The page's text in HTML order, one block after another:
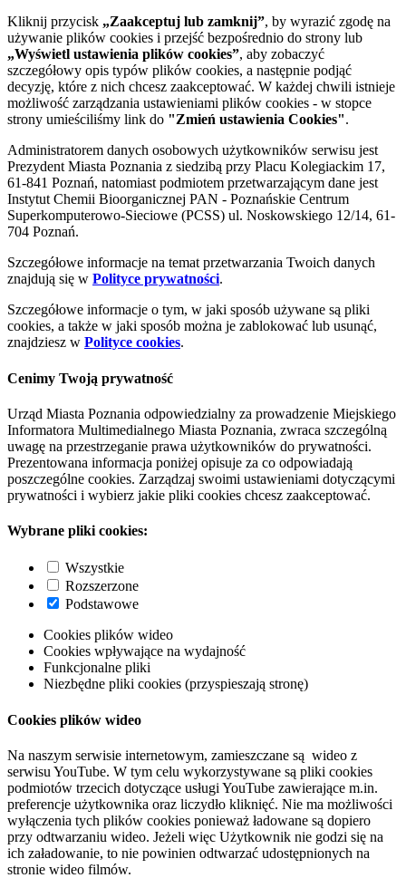
Kliknij przycisk „Zaakceptuj lub zamknij”, by wyrazić zgodę na
używanie plików cookies i przejść bezpośrednio do strony lub
„Wyświetl ustawienia plików cookies”, aby zobaczyć
szczegółowy opis typów plików cookies, a następnie podjąć
decyzję, które z nich chcesz zaakceptować. W każdej chwili istnieje
możliwość zarządzania ustawieniami plików cookies - w stopce
strony umieściliśmy link do "Zmień ustawienia Cookies".
Administratorem danych osobowych użytkowników serwisu jest
Prezydent Miasta Poznania z siedzibą przy Placu Kolegiackim 17,
61-841 Poznań, natomiast podmiotem przetwarzającym dane jest
Instytut Chemii Bioorganicznej PAN - Poznańskie Centrum
Superkomputerowo-Sieciowe (PCSS) ul. Noskowskiego 12/14, 61-
704 Poznań.
Szczegółowe informacje na temat przetwarzania Twoich danych
znajdują się w Polityce prywatności.
Szczegółowe informacje o tym, w jaki sposób używane są pliki
cookies, a także w jaki sposób można je zablokować lub usunąć,
znajdziesz w Polityce cookies.
Cenimy Twoją prywatność
Urząd Miasta Poznania odpowiedzialny za prowadzenie Miejskiego
Informatora Multimedialnego Miasta Poznania, zwraca szczególną
uwagę na przestrzeganie prawa użytkowników do prywatności.
Prezentowana informacja poniżej opisuje za co odpowiadają
poszczególne cookies. Zarządzaj swoimi ustawieniami dotyczącymi
prywatności i wybierz jakie pliki cookies chcesz zaakceptować.
Wybrane pliki cookies:
Wszystkie
Rozszerzone
Podstawowe
Cookies plików wideo
Cookies wpływające na wydajność
Funkcjonalne pliki
Niezbędne pliki cookies (przyspieszają stronę)
Cookies plików wideo
Na naszym serwisie internetowym, zamieszczane są wideo z
serwisu YouTube. W tym celu wykorzystywane są pliki cookies
podmiotów trzecich dotyczące usługi YouTube zawierające m.in.
preferencje użytkownika oraz liczydło kliknięć. Nie ma możliwości
wyłączenia tych plików cookies ponieważ ładowane są dopiero
przy odtwarzaniu wideo. Jeżeli więc Użytkownik nie godzi się na
ich załadowanie, to nie powinien odtwarzać udostępnionych na
stronie wideo filmów.